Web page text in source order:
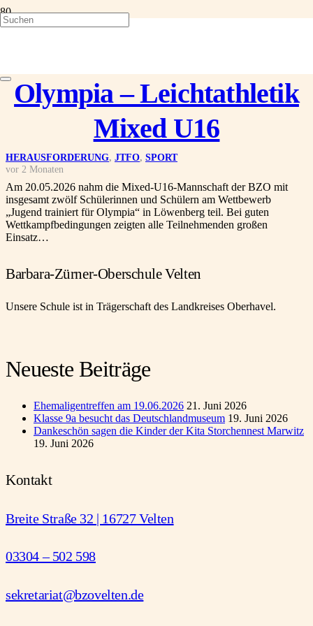
Olympia – Leichtathletik
Mixed U16
HERAUSFORDERUNG, JTFO, SPORT
vor 2 Monaten
Am 20.05.2026 nahm die Mixed-U16-Mannschaft der BZO mit
insgesamt zwölf Schülerinnen und Schülern am Wettbewerb
„Jugend trainiert für Olympia“ in Löwenberg teil. Bei guten
Wettkampfbedingungen zeigten alle Teilnehmenden großen
Einsatz…
Barbara-Zürner-Oberschule Velten
Unsere Schule ist in Trägerschaft des Landkreises Oberhavel.
Neueste Beiträge
Ehemaligentreffen am 19.06.2026 21. Juni 2026
Klasse 9a besucht das Deutschlandmuseum 19. Juni 2026
Dankeschön sagen die Kinder der Kita Storchennest Marwitz
19. Juni 2026
Kontakt
Breite Straße 32 | 16727 Velten
03304 – 502 598
sekretariat@bzovelten.de